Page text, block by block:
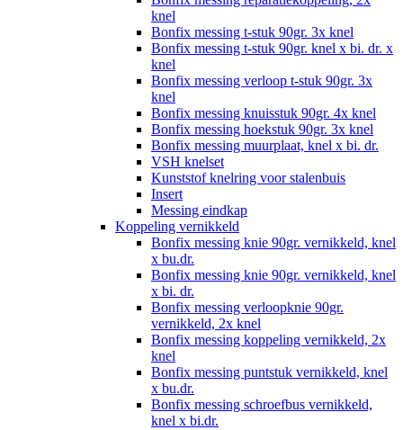
knel
Bonfix messing t-stuk 90gr. 3x knel
Bonfix messing t-stuk 90gr. knel x bi. dr. x
knel
Bonfix messing verloop t-stuk 90gr. 3x
knel
Bonfix messing knuisstuk 90gr. 4x knel
Bonfix messing hoekstuk 90gr. 3x knel
Bonfix messing muurplaat, knel x bi. dr.
VSH knelset
Kunststof knelring voor stalenbuis
Insert
Messing eindkap
Koppeling vernikkeld
Bonfix messing knie 90gr. vernikkeld, knel
x bu.dr.
Bonfix messing knie 90gr. vernikkeld, knel
x bi. dr.
Bonfix messing verloopknie 90gr.
vernikkeld, 2x knel
Bonfix messing koppeling vernikkeld, 2x
knel
Bonfix messing puntstuk vernikkeld, knel
x bu.dr.
Bonfix messing schroefbus vernikkeld,
knel x bi.dr.